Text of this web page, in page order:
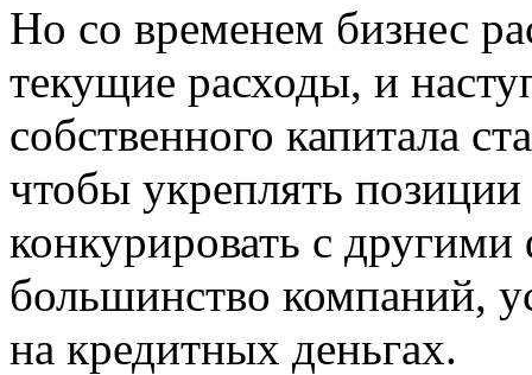
Но со временем бизнес
текущие расходы, и
собственного капитала
чтобы укреплять
конкурировать с
большинство компаний,
на кредитных деньгах.